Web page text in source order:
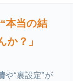
本当の結
か？」
や“裏設定”が